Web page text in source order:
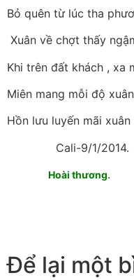
Bỏ quên từ lúc tha
Xuân về chợt thấy
Khi trên đất khách , xa
Miên mang mỗi độ
Hồn lưu luyến mãi
Cali-9/1/2014.
Hoài thương.
Để lại một